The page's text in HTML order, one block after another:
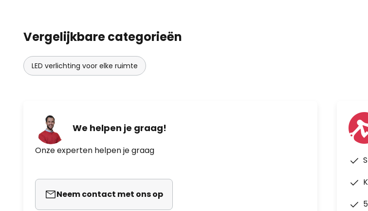
Vergelijkbare categorieën
LED verlichting voor elke ruimte
We helpen je graag!
Onze experten helpen je graag
Neem contact met ons op